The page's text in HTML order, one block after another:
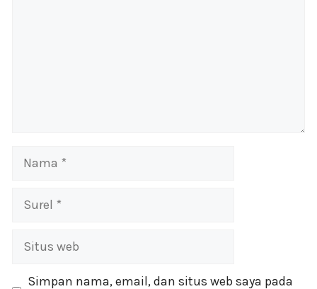
Nama
Surel
Situs
Simpan nama, email, dan situs web saya pada